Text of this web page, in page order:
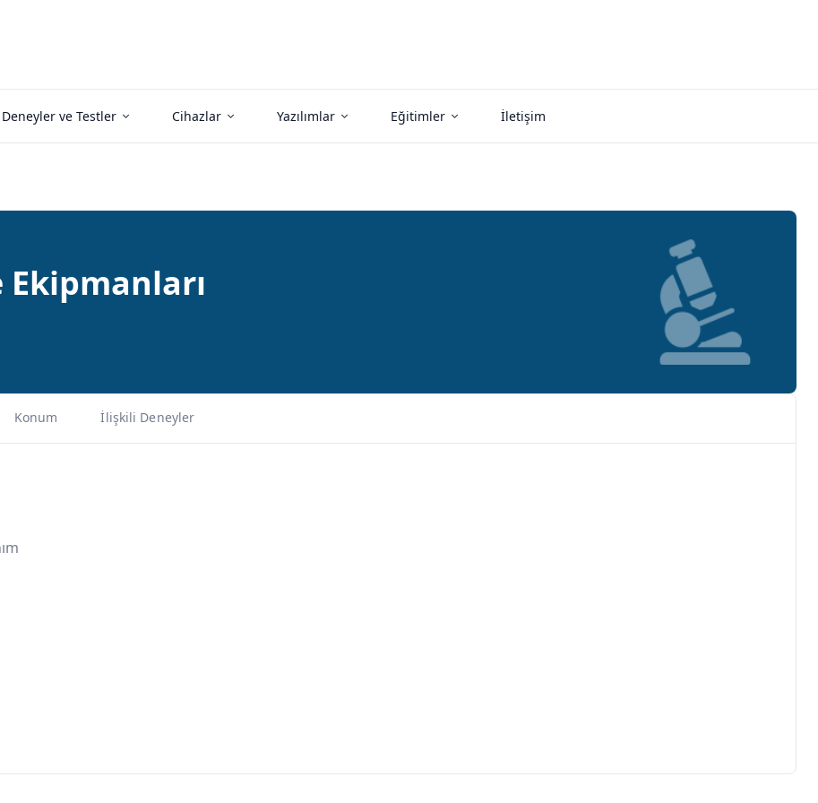
Deneyler ve Testler Cihazlar Yazılımlar Eğitimler İletişim
Ekipmanları
Konum İlişkili Deneyler